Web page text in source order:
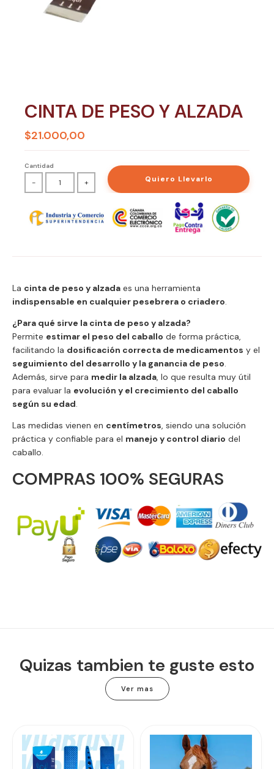
CINTA DE PESO Y ALZADA
$21.000,00
Cantidad
- + Quiero Llevarlo
La cinta de peso y alzada es una herramienta
indispensable en cualquier pesebrera o criadero.
¿Para qué sirve la cinta de peso y alzada?
Permite estimar el peso del caballo de forma práctica,
facilitando la dosificación correcta de medicamentos y el
seguimiento del desarrollo y la ganancia de peso.
Además, sirve para medir la alzada, lo que resulta muy útil
para evaluar la evolución y el crecimiento del caballo
según su edad.
Las medidas vienen en centímetros, siendo una solución
práctica y confiable para el manejo y control diario del
caballo.
COMPRAS 100% SEGURAS
Quizas tambien te guste esto
Ver mas